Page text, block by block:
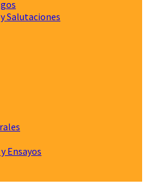
Salutaciones
Ensayos